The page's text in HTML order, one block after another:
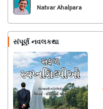
Natvar Ahalpara
સંપૂર્ણ નવલકથા